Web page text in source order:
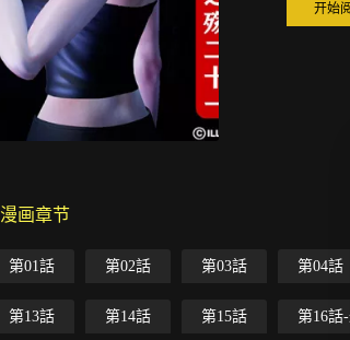
开始
漫画章节
第01話 第02話 第03話 第04話
第13話 第14話 第15話 第16話-